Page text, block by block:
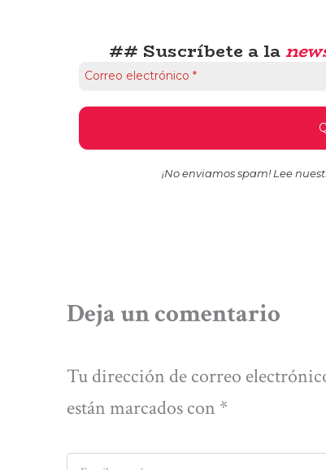
## Suscríbete a la
¡No enviamos spam! Lee
Deja un comentario
Tu dirección de correo
están marcados con *